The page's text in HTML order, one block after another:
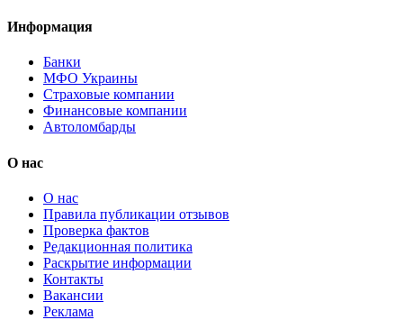
Информация
Банки
МФО Украины
Страховые компании
Финансовые компании
Автоломбарды
О нас
О нас
Правила публикации отзывов
Проверка фактов
Редакционная политика
Раскрытие информации
Контакты
Вакансии
Реклама